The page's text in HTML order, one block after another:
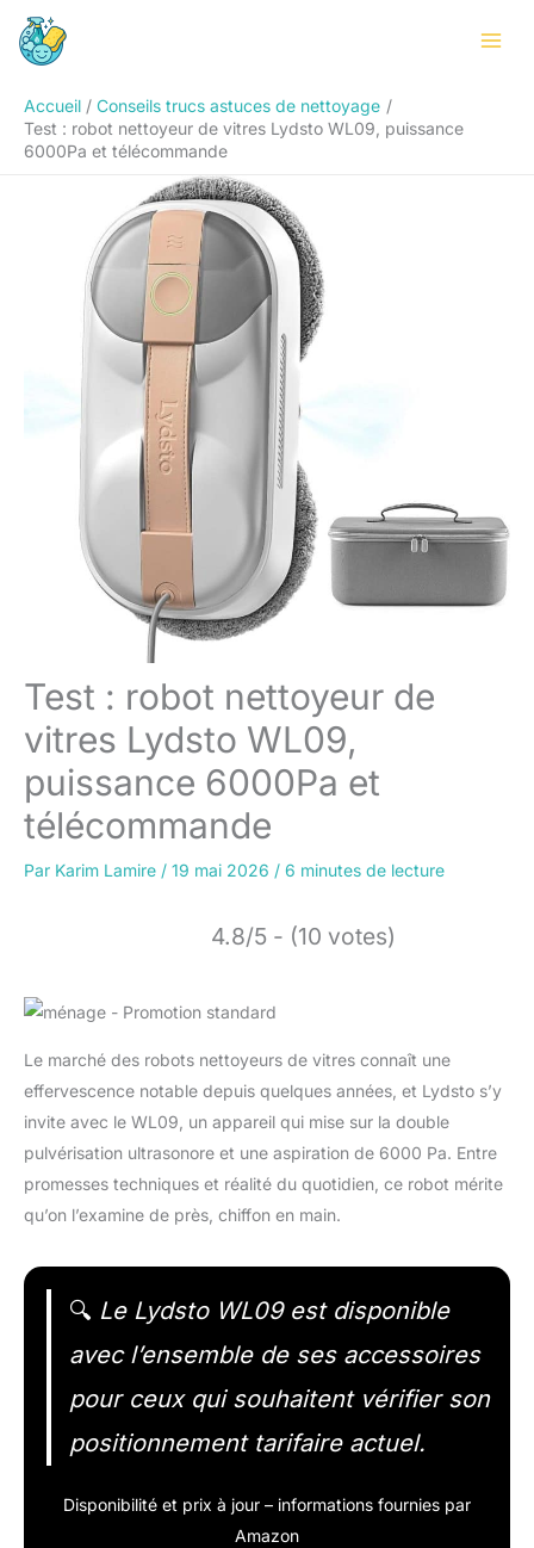
Aller
Accueil
Conseils trucs astuces de nettoyage
Test : robot nettoyeur de vitres Lydsto WL09, puissance
6000Pa et télécommande
Test : robot nettoyeur de
vitres Lydsto WL09,
puissance 6000Pa et
télécommande
Par Karim Lamire / 19 mai 2026 / 6 minutes de lecture
4.8/5 - (10 votes)
Le marché des robots nettoyeurs de vitres connaît une
effervescence notable depuis quelques années, et Lydsto s’y
invite avec le WL09, un appareil qui mise sur la double
pulvérisation ultrasonore et une aspiration de 6000 Pa. Entre
promesses techniques et réalité du quotidien, ce robot mérite
qu’on l’examine de près, chiffon en main.
🔍 Le Lydsto WL09 est disponible
avec l’ensemble de ses accessoires
pour ceux qui souhaitent vérifier son
positionnement tarifaire actuel.
Disponibilité et prix à jour – informations fournies par
Amazon
Rechercher